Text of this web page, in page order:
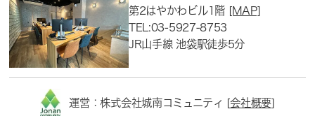
第2はやかわビル1階 [MAP]
TEL:03-5927-8753
JR山手線 池袋駅徒歩5分
運営：株式会社城南コミュニティ [会社概要]